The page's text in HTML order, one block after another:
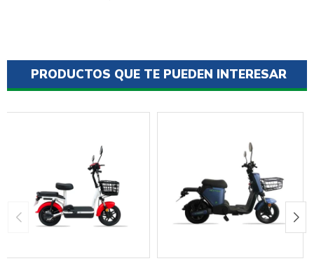
PRODUCTOS QUE TE PUEDEN INTERESAR